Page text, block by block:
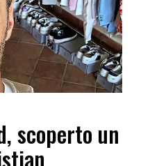
scoperto un